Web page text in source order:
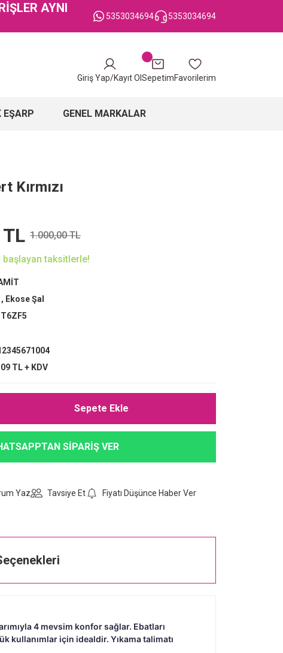
AYNI
5353034694 5353034694
Giriş Yap/Kayıt Ol SepetimFavorilerim
EŞARP GENEL MARKALAR
Kırmızı
1.000,00 TL
başlayan taksitlerle!
, Ekose Şal
TL + KDV
Sepete Ekle
SİPARİŞ VER
Yaz Tavsiye Et
Fiyatı Düşünce Haber Ver
4 mevsim konfor sağlar. Ebatları
kullanımlar için idealdir. Yıkama talimatı